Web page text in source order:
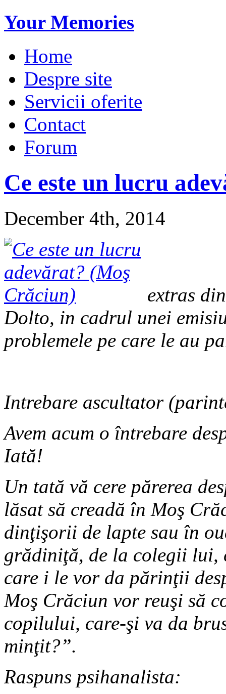
Your Memories
Home
Despre site
Servicii oferite
Contact
Forum
Ce este un lucru
December 4th, 2014
extras
Dolto, in cadrul unei
problemele pe care le au
Intrebare ascultator
Avem acum o întrebare
Iată!
Un tată vă cere părerea
lăsat să creadă în Moş
dinţişorii de lap­te sau în
grădiniţă, de la colegii lui,
care i le vor da părinţii
Moş Crăciun vor reuşi să
copilului, care-şi va da
minţit?”.
Raspuns psihanalista: